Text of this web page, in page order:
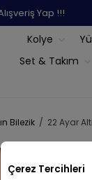
Çerez Tercihleri
Yap !!!
Kolye
Set & Takım
Bilezik / 22 Ayar